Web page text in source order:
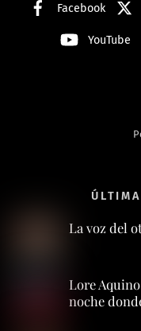
Facebook
YouTube
La voz del
Lore
noche